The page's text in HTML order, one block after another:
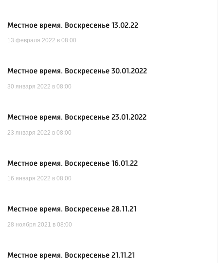
Местное время. Воскресенье 13.02.22
13 февраля 2022 в 08:00
Местное время. Воскресенье 30.01.2022
30 января 2022 в 08:00
Местное время. Воскресенье 23.01.2022
23 января 2022 в 08:00
Местное время. Воскресенье 16.01.22
16 января 2022 в 08:00
Местное время. Воскресенье 28.11.21
28 ноября 2021 в 08:00
Местное время. Воскресенье 21.11.21